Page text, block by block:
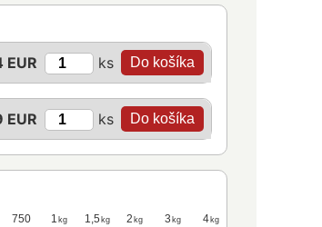
EUR ks
EUR ks
750 1 kg 1,5 kg 2 kg 3 kg 4 kg